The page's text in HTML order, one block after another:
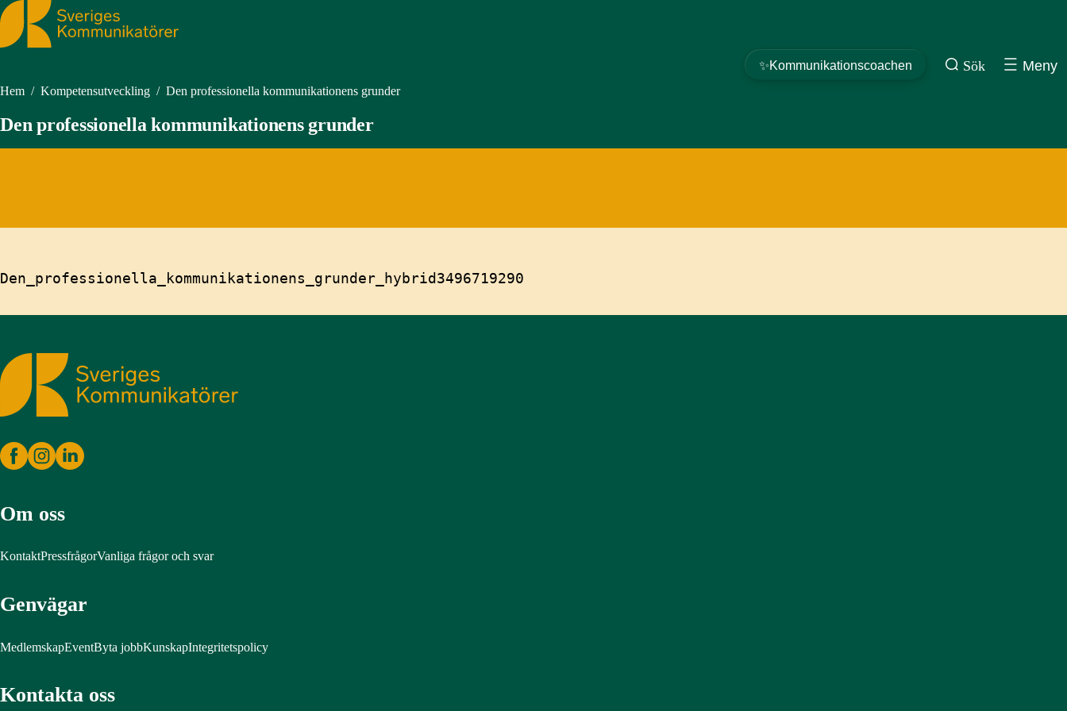
Sveriges Kommunikatörer
✨Kommunikationscoachen Sök Meny
Hem / Kompetensutveckling / Den professionella kommunikationens grunder
Den professionella kommunikationens grunder
Den_professionella_kommunikationens_grunder_hybrid3496719290
Sveriges Kommunikatörer
Om oss
KontaktPressfrågorVanliga frågor och svar
Genvägar
MedlemskapEventByta jobbKunskapIntegritetspolicy
Kontakta oss